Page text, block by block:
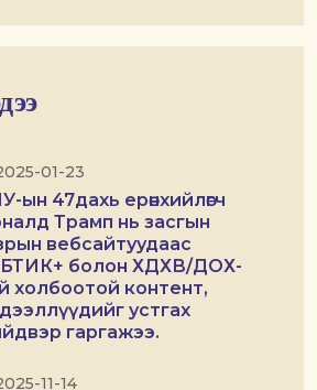
01-23
ын 47дахь ерөнхийлөгч
Трамп нь засгын
вебсайтуудаас
болон ХДХВ/ДОХ-
холбоотой контент,
устгах
гаргажээ.
11-14